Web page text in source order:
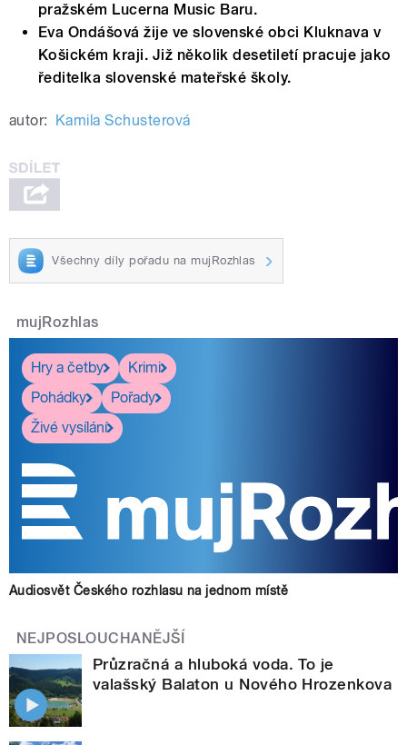
pražském Lucerna Music Baru.
Eva Ondášová žije ve slovenské obci Kluknava v
Košickém kraji. Již několik desetiletí pracuje jako
ředitelka slovenské mateřské školy.
autor: Kamila Schusterová
Všechny díly pořadu na mujRozhlas
mujRozhlas
Hry a četby
Krimi
Pohádky
Pořady
Živé vysílání
Audiosvět Českého rozhlasu na jednom místě
NEJPOSLOUCHANĚJŠÍ
Průzračná a hluboká voda. To je
valašský Balaton u Nového Hrozenkova